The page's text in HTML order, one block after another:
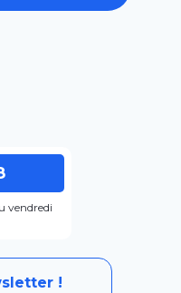
vendredi
!